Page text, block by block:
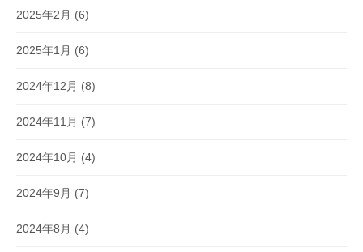
2025年2月 (6)
2025年1月 (6)
2024年12月 (8)
2024年11月 (7)
2024年10月 (4)
2024年9月 (7)
2024年8月 (4)